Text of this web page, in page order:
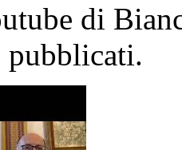
di